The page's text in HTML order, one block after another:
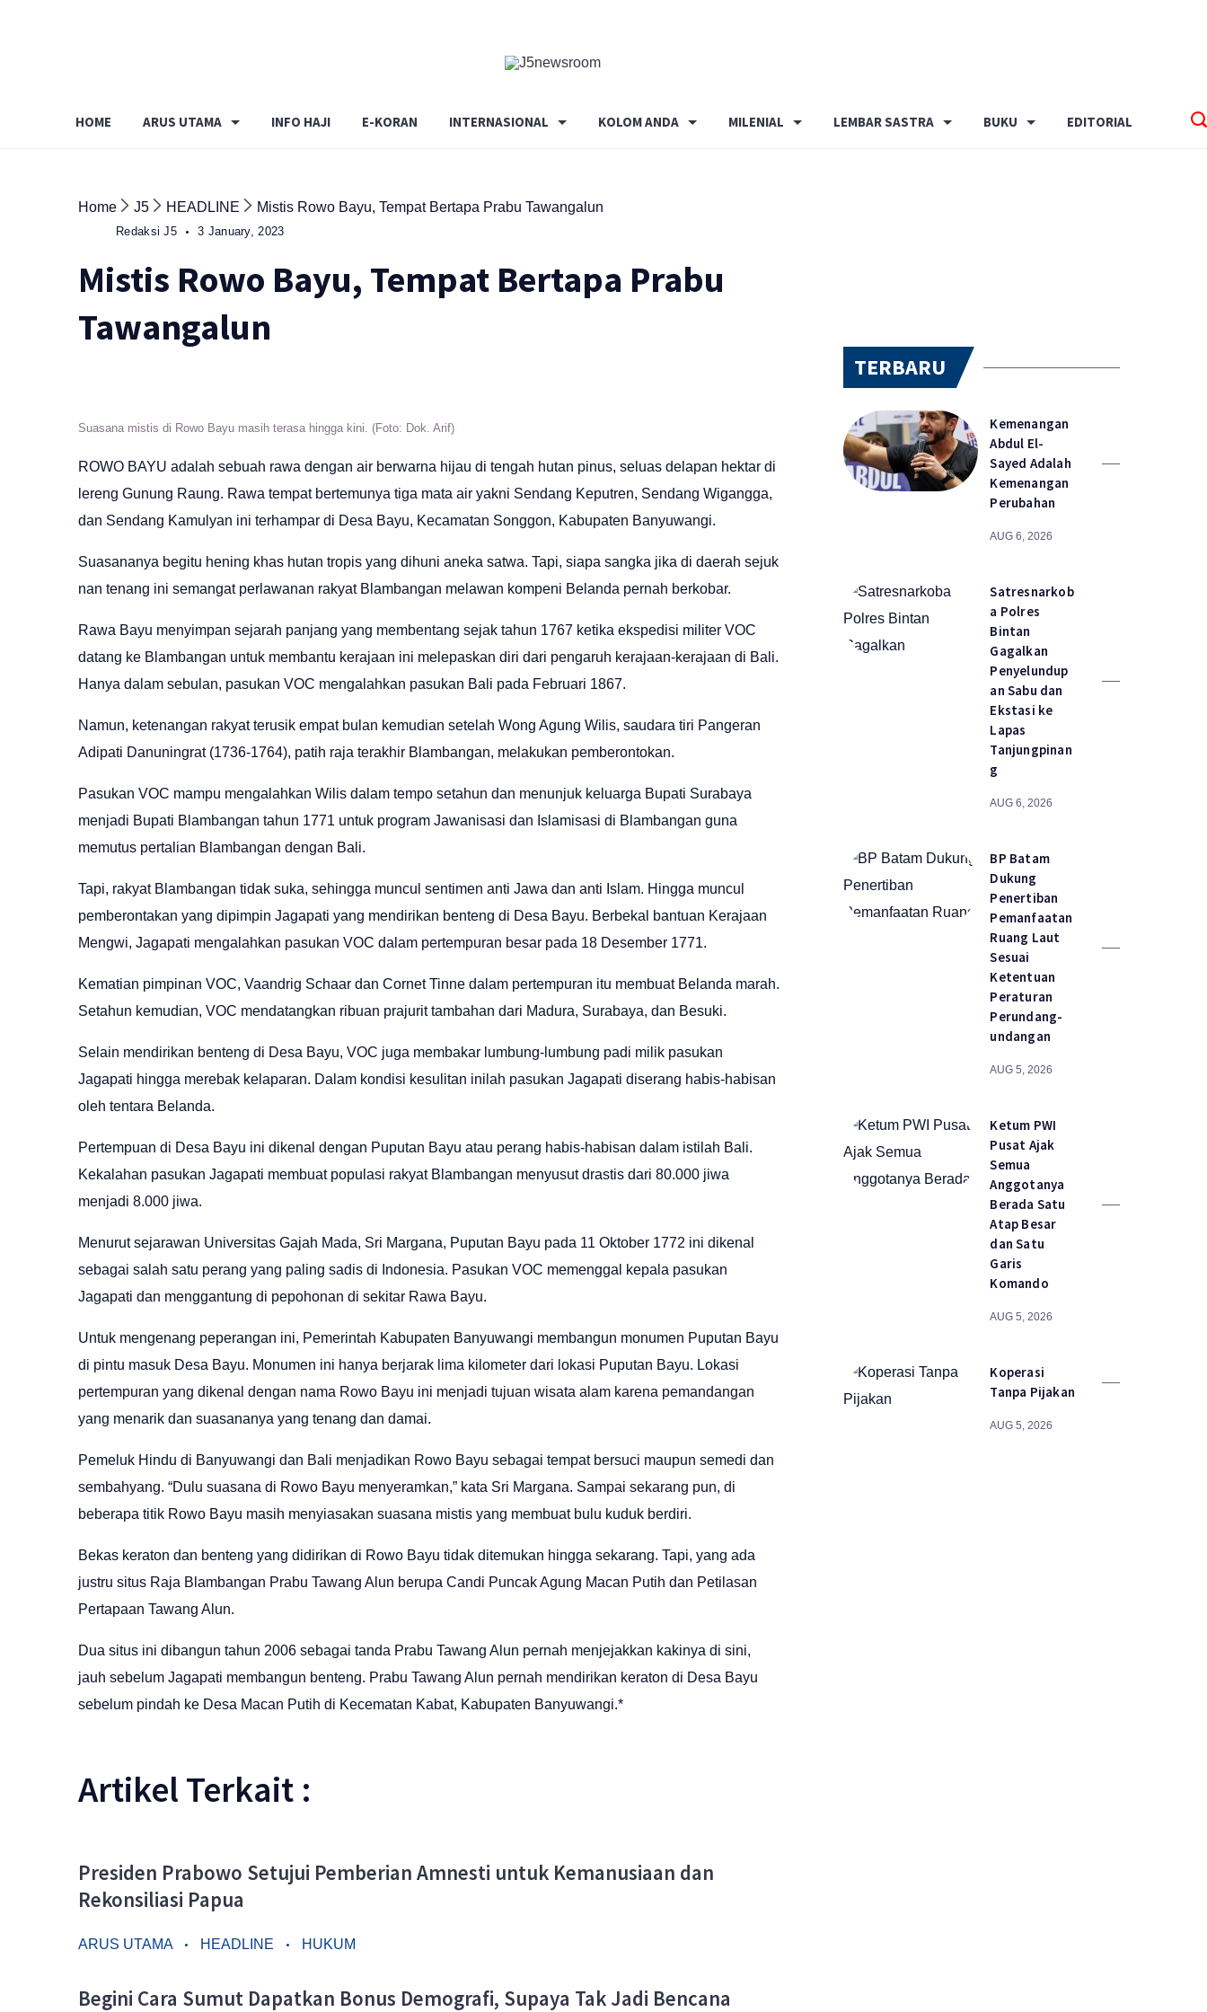
Pers
✔️
HOME ARUS UTAMA INFO HAJI E-KORAN INTERNASIONAL KOLOM ANDA MILENIAL LEMBAR SASTRA BUKU EDITORIAL
Home J5 HEADLINE Mistis Rowo Bayu, Tempat Bertapa Prabu Tawangalun
Redaksi J5 3 January, 2023
Mistis Rowo Bayu, Tempat Bertapa Prabu
Tawangalun
Suasana mistis di Rowo Bayu masih terasa hingga kini. (Foto: Dok. Arif)
ROWO BAYU adalah sebuah rawa dengan air berwarna hijau di tengah hutan pinus, seluas delapan hektar di
lereng Gunung Raung. Rawa tempat bertemunya tiga mata air yakni Sendang Keputren, Sendang Wigangga,
dan Sendang Kamulyan ini terhampar di Desa Bayu, Kecamatan Songgon, Kabupaten Banyuwangi.
Suasananya begitu hening khas hutan tropis yang dihuni aneka satwa. Tapi, siapa sangka jika di daerah sejuk
nan tenang ini semangat perlawanan rakyat Blambangan melawan kompeni Belanda pernah berkobar.
Rawa Bayu menyimpan sejarah panjang yang membentang sejak tahun 1767 ketika ekspedisi militer VOC
datang ke Blambangan untuk membantu kerajaan ini melepaskan diri dari pengaruh kerajaan-kerajaan di Bali.
Hanya dalam sebulan, pasukan VOC mengalahkan pasukan Bali pada Februari 1867.
Namun, ketenangan rakyat terusik empat bulan kemudian setelah Wong Agung Wilis, saudara tiri Pangeran
Adipati Danuningrat (1736-1764), patih raja terakhir Blambangan, melakukan pemberontokan.
Pasukan VOC mampu mengalahkan Wilis dalam tempo setahun dan menunjuk keluarga Bupati Surabaya
menjadi Bupati Blambangan tahun 1771 untuk program Jawanisasi dan Islamisasi di Blambangan guna
memutus pertalian Blambangan dengan Bali.
Tapi, rakyat Blambangan tidak suka, sehingga muncul sentimen anti Jawa dan anti Islam. Hingga muncul
pemberontakan yang dipimpin Jagapati yang mendirikan benteng di Desa Bayu. Berbekal bantuan Kerajaan
Mengwi, Jagapati mengalahkan pasukan VOC dalam pertempuran besar pada 18 Desember 1771.
Kematian pimpinan VOC, Vaandrig Schaar dan Cornet Tinne dalam pertempuran itu membuat Belanda marah.
Setahun kemudian, VOC mendatangkan ribuan prajurit tambahan dari Madura, Surabaya, dan Besuki.
Selain mendirikan benteng di Desa Bayu, VOC juga membakar lumbung-lumbung padi milik pasukan
Jagapati hingga merebak kelaparan. Dalam kondisi kesulitan inilah pasukan Jagapati diserang habis-habisan
oleh tentara Belanda.
Pertempuan di Desa Bayu ini dikenal dengan Puputan Bayu atau perang habis-habisan dalam istilah Bali.
Kekalahan pasukan Jagapati membuat populasi rakyat Blambangan menyusut drastis dari 80.000 jiwa
menjadi 8.000 jiwa.
Menurut sejarawan Universitas Gajah Mada, Sri Margana, Puputan Bayu pada 11 Oktober 1772 ini dikenal
sebagai salah satu perang yang paling sadis di Indonesia. Pasukan VOC memenggal kepala pasukan
Jagapati dan menggantung di pepohonan di sekitar Rawa Bayu.
Untuk mengenang peperangan ini, Pemerintah Kabupaten Banyuwangi membangun monumen Puputan Bayu
di pintu masuk Desa Bayu. Monumen ini hanya berjarak lima kilometer dari lokasi Puputan Bayu. Lokasi
pertempuran yang dikenal dengan nama Rowo Bayu ini menjadi tujuan wisata alam karena pemandangan
yang menarik dan suasananya yang tenang dan damai.
Pemeluk Hindu di Banyuwangi dan Bali menjadikan Rowo Bayu sebagai tempat bersuci maupun semedi dan
sembahyang. “Dulu suasana di Rowo Bayu menyeramkan,” kata Sri Margana. Sampai sekarang pun, di
beberapa titik Rowo Bayu masih menyiasakan suasana mistis yang membuat bulu kuduk berdiri.
Bekas keraton dan benteng yang didirikan di Rowo Bayu tidak ditemukan hingga sekarang. Tapi, yang ada
justru situs Raja Blambangan Prabu Tawang Alun berupa Candi Puncak Agung Macan Putih dan Petilasan
Pertapaan Tawang Alun.
Dua situs ini dibangun tahun 2006 sebagai tanda Prabu Tawang Alun pernah menjejakkan kakinya di sini,
jauh sebelum Jagapati membangun benteng. Prabu Tawang Alun pernah mendirikan keraton di Desa Bayu
sebelum pindah ke Desa Macan Putih di Kecematan Kabat, Kabupaten Banyuwangi.*
Artikel Terkait :
Presiden Prabowo Setujui Pemberian Amnesti untuk Kemanusiaan dan
Rekonsiliasi Papua
ARUS UTAMA HEADLINE HUKUM
Begini Cara Sumut Dapatkan Bonus Demografi, Supaya Tak Jadi Bencana
TERBARU
Kemenangan
Abdul El-
Sayed Adalah
Kemenangan
Perubahan
AUG 6, 2026
Satresnarkob
a Polres
Bintan
Gagalkan
Penyelundup
an Sabu dan
Ekstasi ke
Lapas
Tanjungpinan
g
AUG 6, 2026
BP Batam
Dukung
Penertiban
Pemanfaatan
Ruang Laut
Sesuai
Ketentuan
Peraturan
Perundang-
undangan
AUG 5, 2026
Ketum PWI
Pusat Ajak
Semua
Anggotanya
Berada Satu
Atap Besar
dan Satu
Garis
Komando
AUG 5, 2026
Koperasi
Tanpa Pijakan
AUG 5, 2026